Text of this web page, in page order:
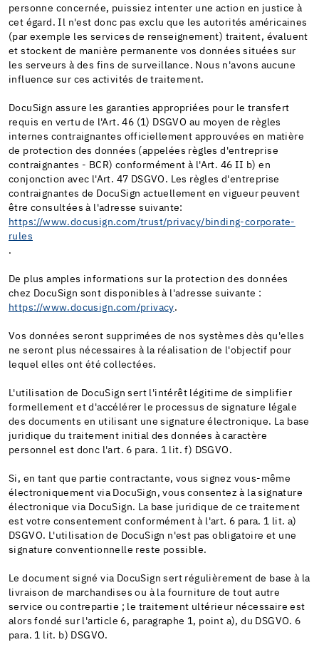
personne concernée, puissiez intenter une action en justice à
cet égard. Il n'est donc pas exclu que les autorités américaines
(par exemple les services de renseignement) traitent, évaluent
et stockent de manière permanente vos données situées sur
les serveurs à des fins de surveillance. Nous n'avons aucune
influence sur ces activités de traitement.
DocuSign assure les garanties appropriées pour le transfert
requis en vertu de l'Art. 46 (1) DSGVO au moyen de règles
internes contraignantes officiellement approuvées en matière
de protection des données (appelées règles d'entreprise
contraignantes - BCR) conformément à l'Art. 46 II b) en
conjonction avec l'Art. 47 DSGVO. Les règles d'entreprise
contraignantes de DocuSign actuellement en vigueur peuvent
être consultées à l'adresse suivante:
https://www.docusign.com/trust/privacy/binding-corporate-
rules
.
De plus amples informations sur la protection des données
chez DocuSign sont disponibles à l'adresse suivante :
https://www.docusign.com/privacy.
Vos données seront supprimées de nos systèmes dès qu'elles
ne seront plus nécessaires à la réalisation de l'objectif pour
lequel elles ont été collectées.
L'utilisation de DocuSign sert l'intérêt légitime de simplifier
formellement et d'accélérer le processus de signature légale
des documents en utilisant une signature électronique. La base
juridique du traitement initial des données à caractère
personnel est donc l'art. 6 para. 1 lit. f) DSGVO.
Si, en tant que partie contractante, vous signez vous-même
électroniquement via DocuSign, vous consentez à la signature
électronique via DocuSign. La base juridique de ce traitement
est votre consentement conformément à l'art. 6 para. 1 lit. a)
DSGVO. L'utilisation de DocuSign n'est pas obligatoire et une
signature conventionnelle reste possible.
Le document signé via DocuSign sert régulièrement de base à la
livraison de marchandises ou à la fourniture de tout autre
service ou contrepartie ; le traitement ultérieur nécessaire est
alors fondé sur l'article 6, paragraphe 1, point a), du DSGVO. 6
para. 1 lit. b) DSGVO.